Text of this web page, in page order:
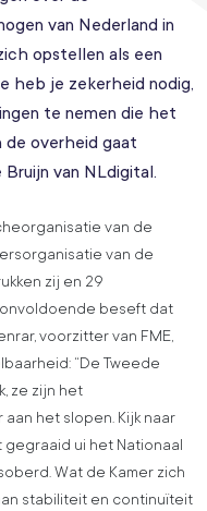
van Nederland in
opstellen als een
heb je zekerheid nodig,
te nemen die het
overheid gaat
van NLdigital.
van de
van de
zij en 29
beseft dat
voorzitter van FME,
“De Tweede
ze zijn het
het slopen. Kijk naar
ui het Nationaal
Wat de Kamer zich
stabiliteit en continuïteit